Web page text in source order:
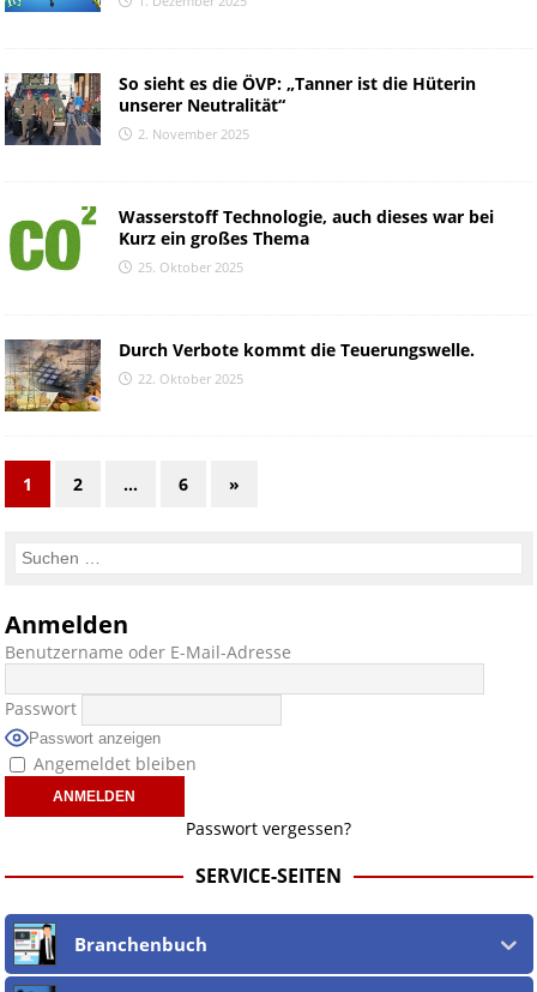
So sieht es die ÖVP: „Tanner ist die Hüterin
unserer Neutralität“
2. November 2025
Wasserstoff Technologie, auch dieses war bei
Kurz ein großes Thema
25. Oktober 2025
Durch Verbote kommt die Teuerungswelle.
22. Oktober 2025
1 2 … 6 »
Anmelden
Benutzername oder E-Mail-Adresse
Passwort
Passwort anzeigen
Angemeldet bleiben
Passwort vergessen?
SERVICE-SEITEN
Branchenbuch